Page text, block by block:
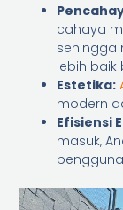
cahaya
sehingga
lebih baik
Estetika:
modern
Efisiensi
masuk,